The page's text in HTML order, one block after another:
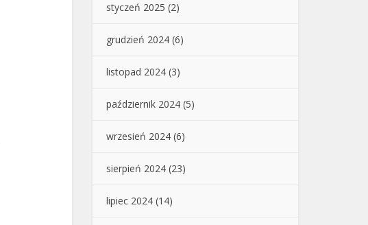
styczeń 2025 (2)
grudzień 2024 (6)
listopad 2024 (3)
październik 2024 (5)
wrzesień 2024 (6)
sierpień 2024 (23)
lipiec 2024 (14)